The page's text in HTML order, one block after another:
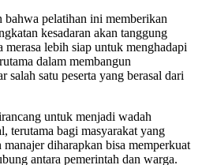
bahwa pelatihan ini memberikan
kesadaran akan tanggung
merasa lebih siap untuk menghadapi
dalam membangun
salah satu peserta yang berasal dari
untuk menjadi wadah
terutama bagi masyarakat yang
diharapkan bisa memperkuat
antara pemerintah dan warga.